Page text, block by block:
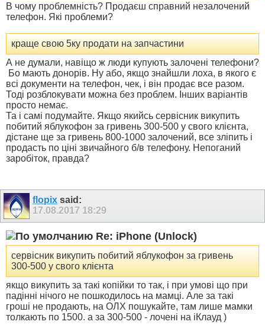
В чому проблемність? Продаєш справний незалочений
телефон. Які проблеми?
краще свою 5ку продати на запчастини
А не думали, навіщо ж люди купують залочені телефони?
Бо мають донорів. Ну або, якщо знайшли лоха, в якого є
всі документи на телефон, чек, і він продає все разом.
Тоді розблокувати можна без проблем. Інших варіантів
просто немає.
Та і самі подумайте. Якщо якийсь сервісник викупить
побитий яблукофон за гривень 300-500 у свого клієнта,
дістане ще за гривень 800-1000 залочений, все зліпить і
продасть по ціні звичайного б/в телефону. Непоганий
заробіток, правда?
flopix said:
17.08.2017 18:29
Re: iPhone (Unlock)
сервісник викупить побитий яблукофон за гривень
300-500 у свого клієнта
якщо викупить за такі копійки то так, і при умові що при
падінні нічого не пошкодилось на мамці. Але за такі
гроші не продають, на ОЛХ пошукайте, там лише мамки
толкають по 1500. а за 300-500 - лочені на іКлауд )